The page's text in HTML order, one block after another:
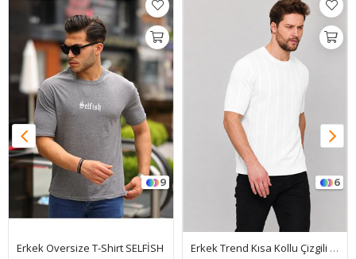
9
Erkek Oversize T-Shirt SELFİSH
6
Erkek Trend Kısa Kollu Çizgili Günlük Beyaz Triko Tişört